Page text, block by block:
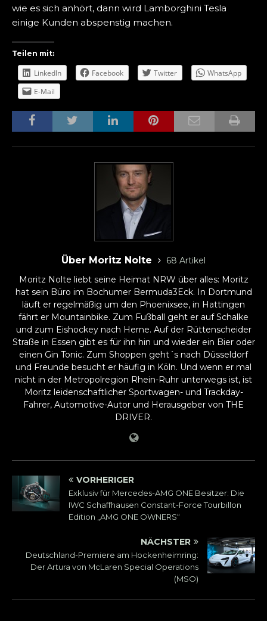
wie es sich anhört, dann wird Lamborghini Tesla
einige Kunden abspenstig machen.
Teilen mit:
LinkedIn Facebook Twitter
WhatsApp
E-Mail
Über Moritz Nolte
68 Artikel
Moritz Nolte liebt seine Heimat NRW über alles: Moritz
hat sein Büro im Bochumer Bermuda3Eck. In Dortmund
läuft er regelmäßig um den Phoenixsee, in Hattingen
fährt er Mountainbike. Zum Fußball geht er auf Schalke
und zum Eishockey nach Herne. Auf der Rüttenscheider
Straße in Essen gibt es für ihn hin und wieder ein Bier oder
einen Gin Tonic. Zum Shoppen geht´s nach Düsseldorf
und Freunde besucht er häufig in Köln. Und wenn er mal
nicht in der Metropolregion Rhein-Ruhr unterwegs ist, ist
Moritz leidenschaftlicher Sportwagen- und Trackday-
Fahrer, Automotive-Autor und Herausgeber von THE
DRIVER.
VORHERIGER
Exklusiv für Mercedes-AMG ONE Besitzer: Die
IWC Schaffhausen Constant-Force Tourbillon
Edition „AMG ONE OWNERS“
NÄCHSTER
Deutschland-Premiere am Hockenheimring:
Der Artura von McLaren Special Operations
(MSO)